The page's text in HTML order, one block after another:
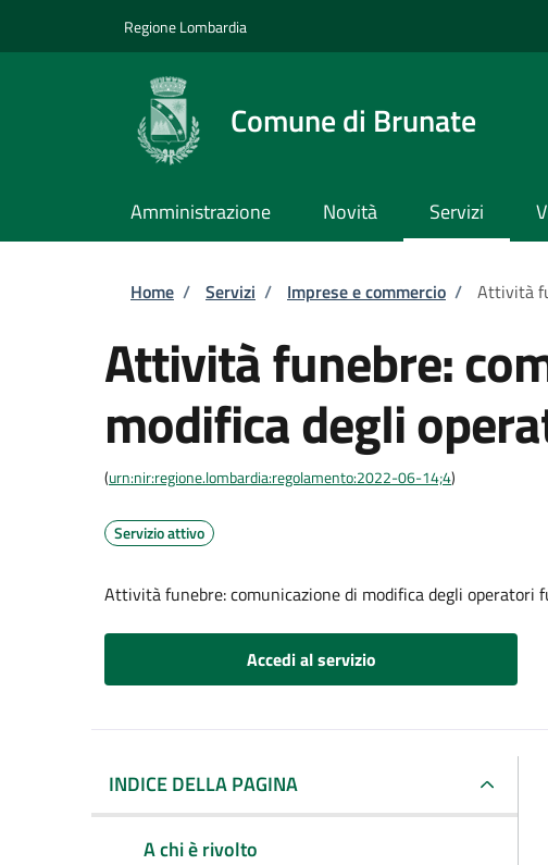
Regione Lombardia
Comune di Brunate
Amministrazione Novità Servizi
Briciole di pane
Home / Servizi / Imprese e commercio / Attività
Attività funebre:
modifica degli
(urn:nir:regione.lombardia:regolamento:2022-06-14;4)
Servizio attivo
Attività funebre: comunicazione di modifica degli operatori
Accedi al servizio
INDICE DELLA PAGINA
A chi è rivolto